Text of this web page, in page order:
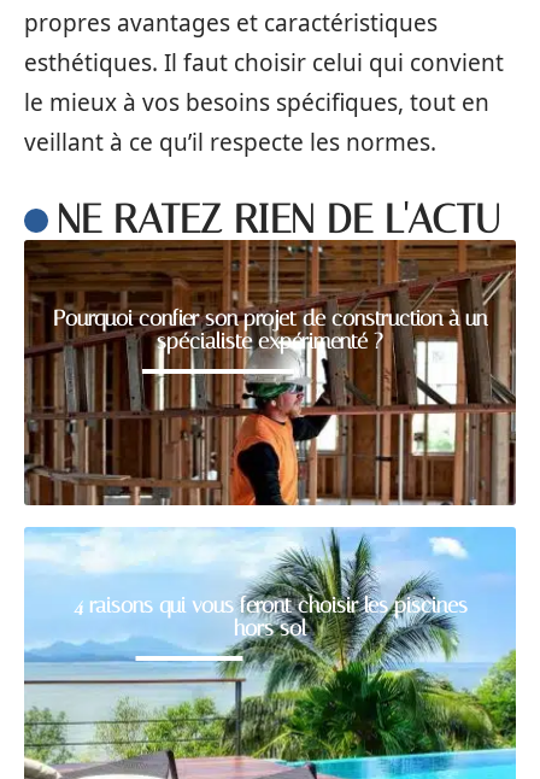
propres avantages et caractéristiques
esthétiques. Il faut choisir celui qui convient
le mieux à vos besoins spécifiques, tout en
veillant à ce qu’il respecte les normes.
NE RATEZ RIEN DE L'ACTU
Pourquoi confier son projet de construction à un
spécialiste expérimenté ?
4 raisons qui vous feront choisir les piscines
hors sol